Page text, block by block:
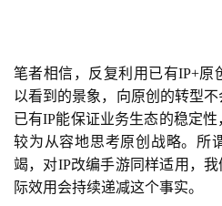
笔者相信，反复利用已有IP+原
以看到的景象，向原创的转型
已有IP能保证业务生态的稳定
较为从容地思考原创战略。所
竭，对IP改编手游同样适用，
际效用会持续递减这个事实。